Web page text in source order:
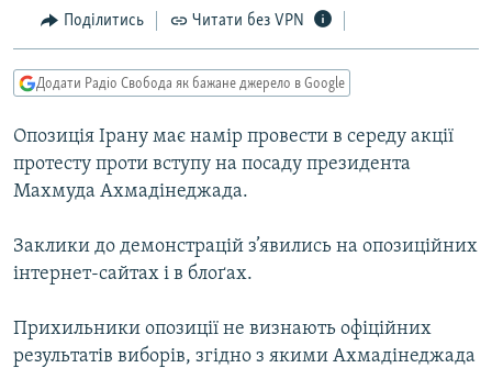
Перейти
до
пошуку
СУСПІЛЬСТВО
УКРАЇНА
ДОНБАС.РЕАЛІЇ
ТИ ЯК?
СХЕМИ
КИТАЙ.ВИКЛИКИ
ПОДКАСТИ
Поділитись Читати без VPN
Додати Радіо Свобода як бажане джерело в Google
Опозиція Ірану має намір провести в середу акції
протесту проти вступу на посаду президента
Махмуда Ахмадінеджада.
Заклики до демонстрацій з’явились на опозиційних
інтернет-сайтах і в блоґах.
Прихильники опозиції не визнають офіційних
результатів виборів, згідно з якими Ахмадінеджада